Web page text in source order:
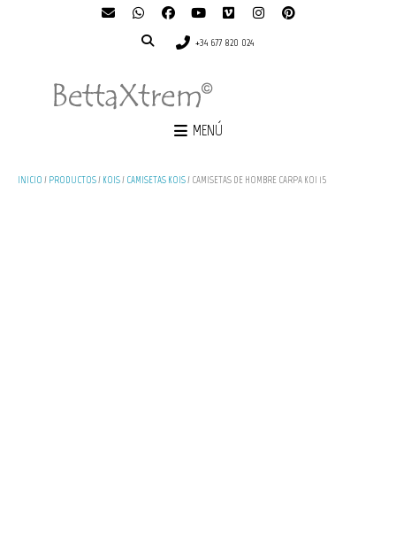
+34 677 820 024
MENÚ
INICIO / PRODUCTOS/ KOIS/ CAMISETAS KOIS/ CAMISETAS DE HOMBRE CARPA KOI 15